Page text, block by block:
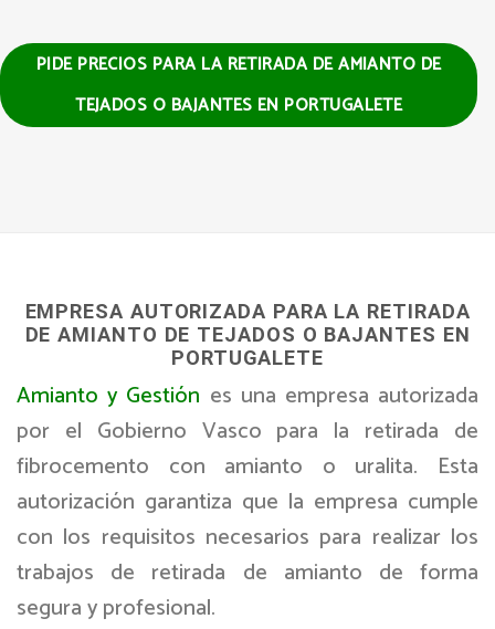
PIDE PRECIOS PARA LA RETIRADA DE AMIANTO DE
TEJADOS O BAJANTES EN PORTUGALETE
EMPRESA AUTORIZADA PARA LA RETIRADA
DE AMIANTO DE TEJADOS O BAJANTES EN
PORTUGALETE
Amianto y Gestión es una empresa autorizada
por el Gobierno Vasco para la retirada de
fibrocemento con amianto o uralita. Esta
autorización garantiza que la empresa cumple
con los requisitos necesarios para realizar los
trabajos de retirada de amianto de forma
segura y profesional.